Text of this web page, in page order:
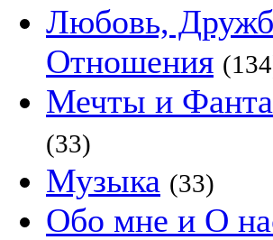
Любовь,
Отношения
Мечты и
(33)
Музыка (33)
Обо мне и О